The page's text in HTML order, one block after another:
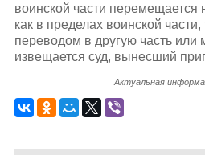
воинской части перемещается
как в пределах воинской части,
переводом в другую часть или
извещается суд, вынесший
Актуальная